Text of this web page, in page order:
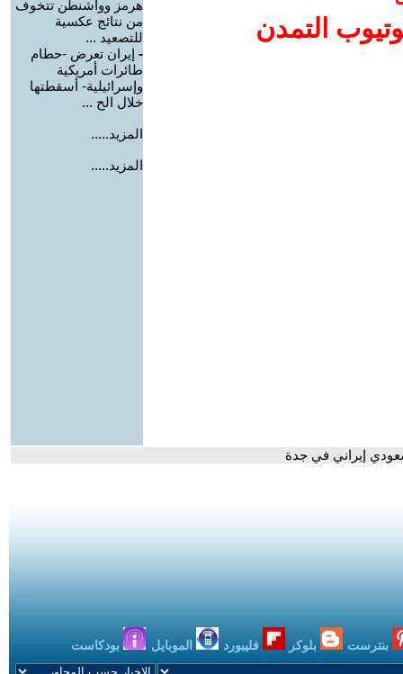
التمدن
هرمز وواشنطن تتخوف
من نتائج عكسية
للتصعيد ...
- إيران تعرض -حطام
طائرات أمريكية
وإسرائيلية- أسقطتها
خلال الح ...
المزيد.....
المزيد.....
إيراني في جدة
بنترست بلوكر فليبورد الموبايل بودكاست